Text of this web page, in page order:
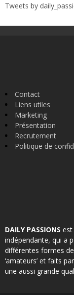
Tweets by
Contact
Liens utiles
Marketing
Présentation
Recrutement
Politique de
DAILY PASSIONS est
indépendante, qui a
différentes formes
‘amateurs’ et faits
une aussi grande